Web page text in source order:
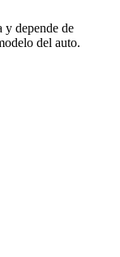
y depende de
del auto.